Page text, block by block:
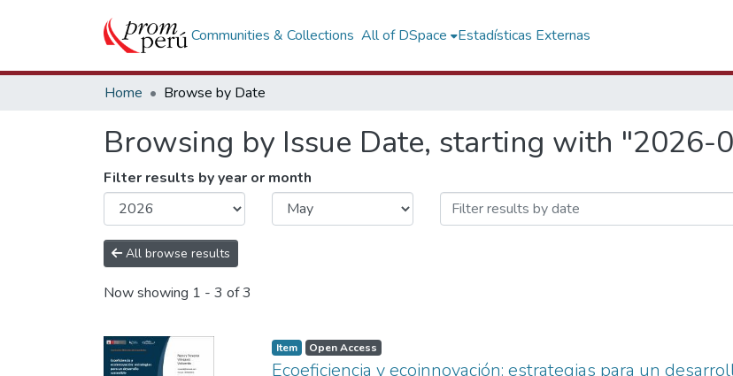
Communities & Collections All of DSpace Estadísticas Externas
Home Browse by Date
Browsing by Issue Date, starting with "2026-
Filter results by year or month
All browse results
Now showing 1 - 3 of 3
Item Open Access
Ecoeficiencia y ecoinnovación: estrategias para un